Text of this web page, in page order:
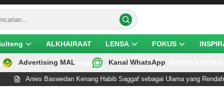
ALKHAIRAAT LENSA FOKUS
Teropong
Advertising MAL Kanal WhatsApp
Baswedan Kenang Habib Saggaf sebagai Ulama yang Rendah Hati dan